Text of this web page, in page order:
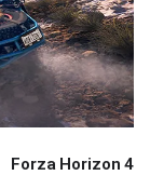
Forza Horizon 4